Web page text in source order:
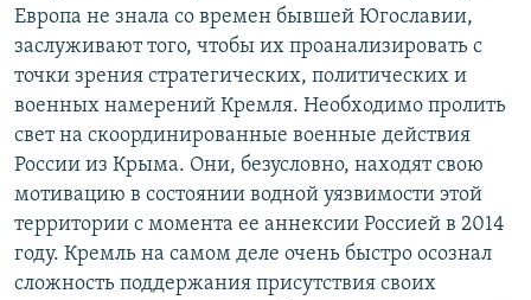
Европа не знала со времен бывшей Югославии,
заслуживают того, чтобы их проанализировать с
точки зрения стратегических, политических и
военных намерений Кремля. Необходимо пролить
свет на скоординированные военные действия
России из Крыма. Они, безусловно, находят свою
мотивацию в состоянии водной уязвимости этой
территории с момента ее аннексии Россией в 2014
году. Кремль на самом деле очень быстро осознал
сложность поддержания присутствия своих